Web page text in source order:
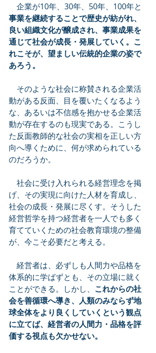
企業が10年、30年、50年、100年と
事業を継続することで歴史が紡がれ、
良い組織文化が醸成され、事業成果を
通じて社会が成長・発展していく。こ
れこそが、望ましい伝統的企業の姿で
あろう。
そのような社会に称賛される企業活
動がある反面、目を覆いたくなるよう
な、あるいは不信感を抱かせる企業活
動が存在するのも現実である。こうし
た反面教師的な社会の実相を正しい方
向へ導くために、何が求められている
のだろうか。
社会に受け入れられる経営理念を掲
げ、その実現に向けた人材を育成し、
社会の成長・発展に尽くす。そうした
経営哲学を持つ経営者を一人でも多く
育てていくための社会教育環境の整備
が、今こそ必要だと考える。
経営者は、必ずしも人間力や品格を
体系的に学ばずとも、その立場に就く
ことができる。しかし、 これからの社
会を善循環へ導き、人類のみならず地
球全体をより良くしていくという観点
に立てば、経営者の人間力・品格を評
価する視点も欠かせない。